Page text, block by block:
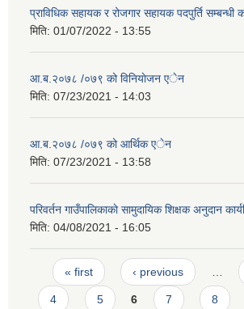
प्राविधिक सहायक र रोजगार सहायक पदपुर्ति सम्बन्धी
मिति: 01/07/2022 - 13:55
आ.ब.२०७८ /०७९ को विनियाेजन एेन
मिति: 07/23/2021 - 14:03
आ.ब.२०७८ /०७९ को आर्थिक ‌‌एेन
मिति: 07/23/2021 - 13:58
परिवर्तन गाउँपालिकाकाे सामुदायिक शिक्षक अनुदान
मिति: 04/08/2021 - 16:05
Pages
« first ‹ previous
4 5 6 7 8